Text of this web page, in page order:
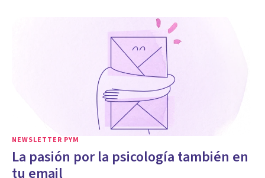
NEWSLETTER PYM
La pasión por la psicología también en
tu email